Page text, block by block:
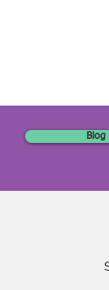
Blog